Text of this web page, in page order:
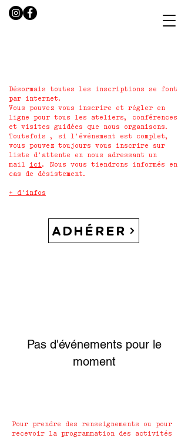
Désormais toutes les inscriptions se font
par internet.
Vous pouvez vous inscrire et régler en
ligne pour tous les ateliers, conférences
et visites guidées que nous organisons.
Toutefois , si l'événement est complet,
vous pouvez toujours vous inscrire sur
liste d'attente en nous adressant un
mail
ici . Nous vous tiendrons informés en
cas de désistement.
+ d'infos
ADHÉRER
Pas d'événements pour le
moment
Pour prendre des renseignements ou pour
recevoir la programmation des activités